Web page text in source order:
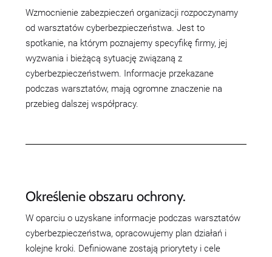
Wzmocnienie zabezpieczeń organizacji rozpoczynamy
od warsztatów cyberbezpieczeństwa. Jest to
spotkanie, na którym poznajemy specyfikę firmy, jej
wyzwania i bieżącą sytuację związaną z
cyberbezpieczeństwem. Informacje przekazane
podczas warsztatów, mają ogromne znaczenie na
przebieg dalszej współpracy.
Określenie obszaru ochrony.
W oparciu o uzyskane informacje podczas warsztatów
cyberbezpieczeństwa, opracowujemy plan działań i
kolejne kroki. Definiowane zostają priorytety i cele